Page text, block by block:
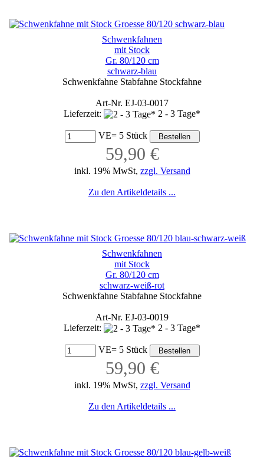
Schwenkfahnen
mit Stock
Gr. 80/120 cm
schwarz-blau
Schwenkfahne Stabfahne Stockfahne
Art-Nr. EJ-03-0017
Lieferzeit:
2 - 3 Tage*
VE= 5 Stück
59,90 €
inkl. 19% MwSt, zzgl. Versand
Zu den Artikeldetails ...
Schwenkfahnen
mit Stock
Gr. 80/120 cm
schwarz-weiß-rot
Schwenkfahne Stabfahne Stockfahne
Art-Nr. EJ-03-0019
Lieferzeit:
2 - 3 Tage*
VE= 5 Stück
59,90 €
inkl. 19% MwSt, zzgl. Versand
Zu den Artikeldetails ...